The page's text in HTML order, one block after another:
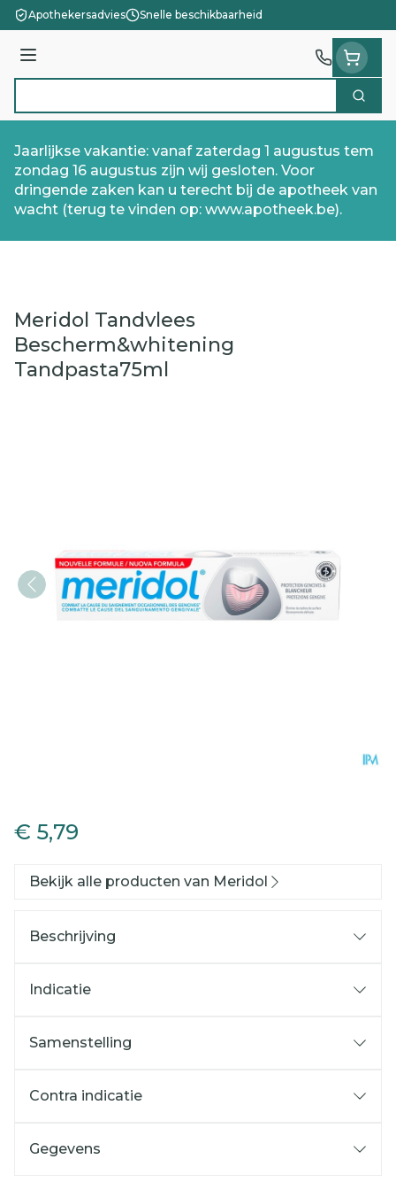
Ga naar de inhoud
Apothekersadvies Snelle beschikbaarheid
Menu
Zoek
Jaarlijkse vakantie: vanaf zaterdag 1 augustus tem
zondag 16 augustus zijn wij gesloten. Voor
dringende zaken kan u terecht bij de apotheek van
wacht (terug te vinden op: www.apotheek.be).
Meridol Tandvlees
Bescherm&whitening
Tandpasta75ml
€ 5,79
Bekijk alle producten van Meridol
Beschrijving
Indicatie
Samenstelling
Contra indicatie
Gegevens